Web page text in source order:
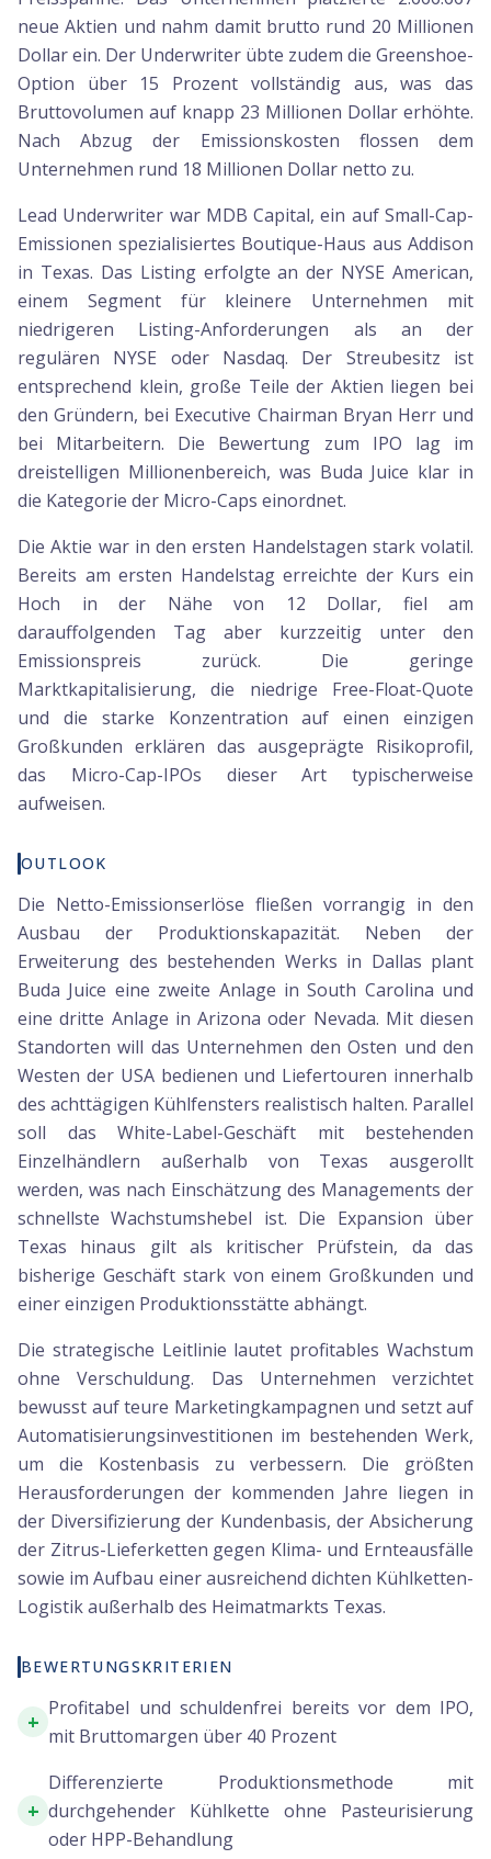
neue Aktien und nahm damit brutto rund 20 Millionen
Dollar ein. Der Underwriter übte zudem die Greenshoe-
Option über 15 Prozent vollständig aus, was das
Bruttovolumen auf knapp 23 Millionen Dollar erhöhte.
Nach Abzug der Emissionskosten flossen dem
Unternehmen rund 18 Millionen Dollar netto zu.
Lead Underwriter war MDB Capital, ein auf Small-Cap-
Emissionen spezialisiertes Boutique-Haus aus Addison
in Texas. Das Listing erfolgte an der NYSE American,
einem Segment für kleinere Unternehmen mit
niedrigeren Listing-Anforderungen als an der
regulären NYSE oder Nasdaq. Der Streubesitz ist
entsprechend klein, große Teile der Aktien liegen bei
den Gründern, bei Executive Chairman Bryan Herr und
bei Mitarbeitern. Die Bewertung zum IPO lag im
dreistelligen Millionenbereich, was Buda Juice klar in
die Kategorie der Micro-Caps einordnet.
Die Aktie war in den ersten Handelstagen stark volatil.
Bereits am ersten Handelstag erreichte der Kurs ein
Hoch in der Nähe von 12 Dollar, fiel am
darauffolgenden Tag aber kurzzeitig unter den
Emissionspreis zurück. Die geringe
Marktkapitalisierung, die niedrige Free-Float-Quote
und die starke Konzentration auf einen einzigen
Großkunden erklären das ausgeprägte Risikoprofil,
das Micro-Cap-IPOs dieser Art typischerweise
aufweisen.
OUTLOOK
Die Netto-Emissionserlöse fließen vorrangig in den
Ausbau der Produktionskapazität. Neben der
Erweiterung des bestehenden Werks in Dallas plant
Buda Juice eine zweite Anlage in South Carolina und
eine dritte Anlage in Arizona oder Nevada. Mit diesen
Standorten will das Unternehmen den Osten und den
Westen der USA bedienen und Liefertouren innerhalb
des achttägigen Kühlfensters realistisch halten. Parallel
soll das White-Label-Geschäft mit bestehenden
Einzelhändlern außerhalb von Texas ausgerollt
werden, was nach Einschätzung des Managements der
schnellste Wachstumshebel ist. Die Expansion über
Texas hinaus gilt als kritischer Prüfstein, da das
bisherige Geschäft stark von einem Großkunden und
einer einzigen Produktionsstätte abhängt.
Die strategische Leitlinie lautet profitables Wachstum
ohne Verschuldung. Das Unternehmen verzichtet
bewusst auf teure Marketingkampagnen und setzt auf
Automatisierungsinvestitionen im bestehenden Werk,
um die Kostenbasis zu verbessern. Die größten
Herausforderungen der kommenden Jahre liegen in
der Diversifizierung der Kundenbasis, der Absicherung
der Zitrus-Lieferketten gegen Klima- und Ernteausfälle
sowie im Aufbau einer ausreichend dichten Kühlketten-
Logistik außerhalb des Heimatmarkts Texas.
BEWERTUNGSKRITERIEN
+
Profitabel und schuldenfrei bereits vor dem IPO,
mit Bruttomargen über 40 Prozent
+
Differenzierte Produktionsmethode mit
durchgehender Kühlkette ohne Pasteurisierung
oder HPP-Behandlung